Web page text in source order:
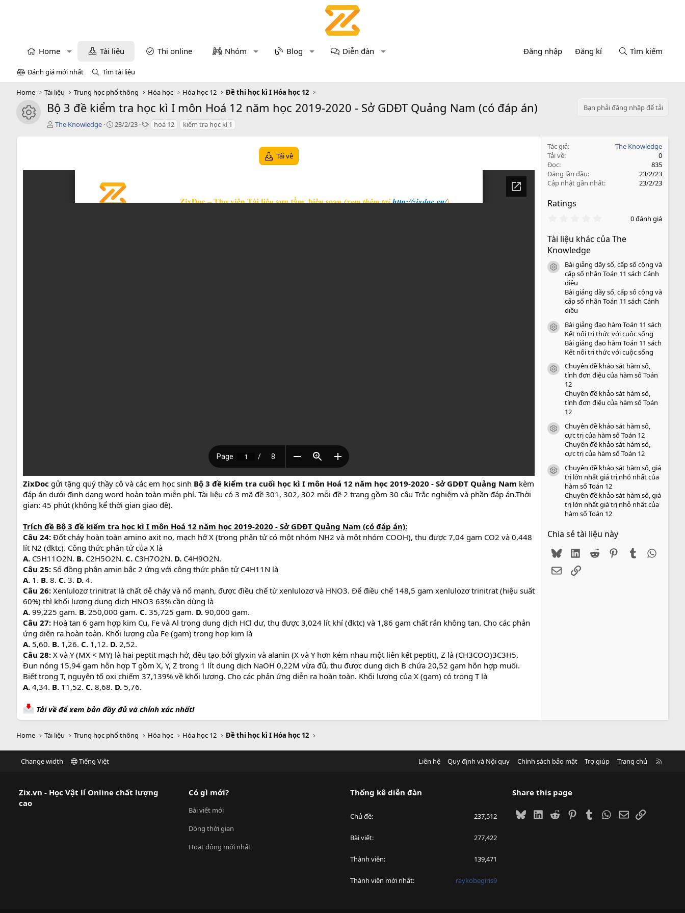
Home Tài liệu Thi online Nhóm Blog Diễn đàn Đăng nhập Đăng kí Tìm kiếm
Đánh giá mới nhất Tìm tài liệu
Home Tài liệu Trung học phổ thông Hóa học Hóa học 12 Đề thi học kì I Hóa học 12
icon tài liệu
Bộ 3 đề kiểm tra học kì I môn Hoá 12 năm học 2019-2020 - Sở GDĐT Quảng Nam (có đáp án)
Bạn phải đăng nhập để tải
T
ả
The Knowledge
C
n
d
23/2/23
T hoá 12 kiểm tra học kì 1
Tải về
ZixDoc gửi tặng quý thầy cô và các em học sinh Bộ 3 đề kiểm tra cuối học kì I môn Hoá 12 năm học 2019-2020 - Sở GDĐT Quảng Nam kèm
đáp án dưới định dạng word hoàn toàn miễn phí. Tài liệu có 3 mã đề 301, 302, 302 mỗi đề 2 trang gồm 30 câu Trắc nghiệm và phần đáp án.Thời
gian: 45 phút (không kể thời gian giao đề).
Trích đề Bộ 3 đề kiểm tra học kì I môn Hoá 12 năm học 2019-2020 - Sở GDĐT Quảng Nam (có đáp án):
Câu 24: Đốt cháy hoàn toàn amino axit no, mạch hở X (trong phân tử có một nhóm NH2 và một nhóm COOH), thu được 7,04 gam CO2 và 0,448
lít N2 (đktc). Công thức phân tử của X là
A. C5H11O2N. B. C2H5O2N. C. C3H7O2N. D. C4H9O2N.
Câu 25: Số đồng phân amin bậc 2 ứng với công thức phân tử C4H11N là
A. 1. B. 8. C. 3. D. 4.
Câu 26: Xenlulozơ trinitrat là chất dễ cháy và nổ mạnh, được điều chế từ xenlulozơ và HNO3. Để điều chế 148,5 gam xenlulozơ trinitrat (hiệu suất
60%) thì khối lượng dung dịch HNO3 63% cần dùng là
A. 99,225 gam. B. 250,000 gam. C. 35,725 gam. D. 90,000 gam.
Câu 27: Hoà tan 6 gam hợp kim Cu, Fe và Al trong dung dịch HCl dư, thu được 3,024 lít khí (đktc) và 1,86 gam chất rắn không tan. Cho các phản
ứng diễn ra hoàn toàn. Khối lượng của Fe (gam) trong hợp kim là
A. 5,60. B. 1,26. C. 1,12. D. 2,52.
Câu 28: X và Y (MX < MY) là hai peptit mạch hở, đều tạo bởi glyxin và alanin (X và Y hơn kém nhau một liên kết peptit), Z là (CH3COO)3C3H5.
Đun nóng 15,94 gam hỗn hợp T gồm X, Y, Z trong 1 lít dung dịch NaOH 0,22M vừa đủ, thu được dung dịch B chứa 20,52 gam hỗn hợp muối.
Biết trong T, nguyên tố oxi chiếm 37,139% về khối lượng. Cho các phản ứng diễn ra hoàn toàn. Khối lượng của X (gam) có trong T là
A. 4,34. B. 11,52. C. 8,68. D. 5,76.
Tải về để xem bản đầy đủ và chính xác nhất!
Tác giả
The Knowledge
Tải về
0
Đọc
835
Đăng lần đầu
23/2/23
Cập nhật gần nhất
23/2/23
Ratings
0
0
o
0 đánh giá
Tài liệu khác của The
Knowledge
icon tài liệu
Bài giảng dãy số, cấp số cộng và
cấp số nhân Toán 11 sách Cánh
diều
Bài giảng dãy số, cấp số cộng và
cấp số nhân Toán 11 sách Cánh
diều
icon tài liệu
Bài giảng đạo hàm Toán 11 sách
Kết nối tri thức với cuộc sống
Bài giảng đạo hàm Toán 11 sách
Kết nối tri thức với cuộc sống
icon tài liệu
Chuyên đề khảo sát hàm số,
tính đơn điệu của hàm số Toán
12
Chuyên đề khảo sát hàm số,
tính đơn điệu của hàm số Toán
12
icon tài liệu
Chuyên đề khảo sát hàm số,
cực trị của hàm số Toán 12
Chuyên đề khảo sát hàm số,
cực trị của hàm số Toán 12
icon tài liệu
Chuyên đề khảo sát hàm số, giá
trị lớn nhất giá trị nhỏ nhất của
hàm số Toán 12
Chuyên đề khảo sát hàm số, giá
trị lớn nhất giá trị nhỏ nhất của
hàm số Toán 12
Chia sẻ tài liệu này
BlueskyLinkedIn
Reddit PinterestTumblr
EmailLink
Home Tài liệu Trung học phổ thông Hóa học Hóa học 12 Đề thi học kì I Hóa học 12
Change width Tiếng Việt Liên hệ Quy định và Nội quy Chính sách bảo mật Trợ giúp Trang chủ
Zix.vn - Học Vật lí Online chất lượng
cao
Có gì mới?
Bài viết mới
Dòng thời gian
Hoạt động mới nhất
Thống kê diễn đàn
Chủ đề 237,512
Bài viết 277,422
Thành viên 139,471
Thành viên mới nhất raykobegiris9
Share this page
BlueskyLinkedIn
Reddit PinterestTumblrWhatsApp
EmailLink